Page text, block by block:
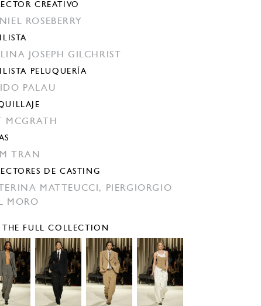
CREATIVO
ROSEBERRY
JOSEPH GILCHRIST
PELUQUERÍA
PALAU
MCGRATH
TRAN
DE CASTING
MATTEUCCI,
PIERGIORGIO
MORO
THE FULL COLLECTION